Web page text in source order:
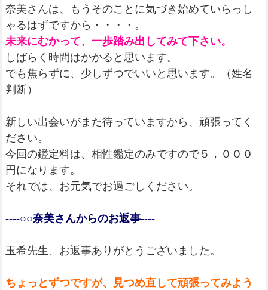
奈美さんは、もうそのことに気づき始めていらっし
ゃるはずですから・・・・。
未来にむかって、一歩踏み出してみて下さい。
しばらく時間はかかると思います。
でも焦らずに、少しずつでいいと思います。（姓名
判断）
新しい出会いがまた待っていますから、頑張ってく
ださい。
今回の鑑定料は、相性鑑定のみですので５，０００
円になります。
それでは、お元気でお過ごしください。
----○○奈美さんからのお返事----
玉希先生、お返事ありがとうございました。
ちょっとずつですが、見つめ直して頑張ってみよう